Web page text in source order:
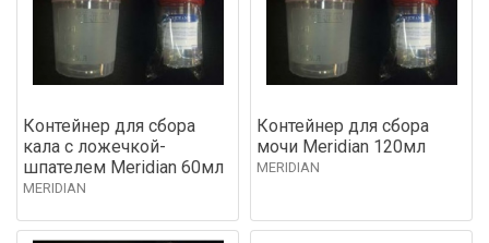
Контейнер для сбора
кала с ложечкой-
шпателем Meridian 60мл
MERIDIAN
Контейнер для сбора
мочи Meridian 120мл
MERIDIAN